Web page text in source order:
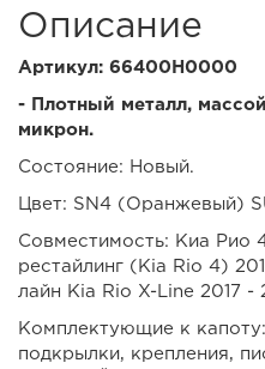
Описание
Артикул: 66400H0000
- Плотный металл,
микрон.
Состояние: Новый.
Цвет: SN4 (Оранжевый)
Совместимость: Киа Рио
рестайлинг (Kia Rio 4)
лайн Kia Rio X-Line 2017 -
Комплектующие к
подкрылки, крепления,